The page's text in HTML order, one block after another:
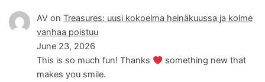
AV onTreasures: uusi kokoelma heinäkuussa ja kolme
vanhaa poistuu
June 23, 2026
This is so much fun! Thanks
something new that
makes you smile.